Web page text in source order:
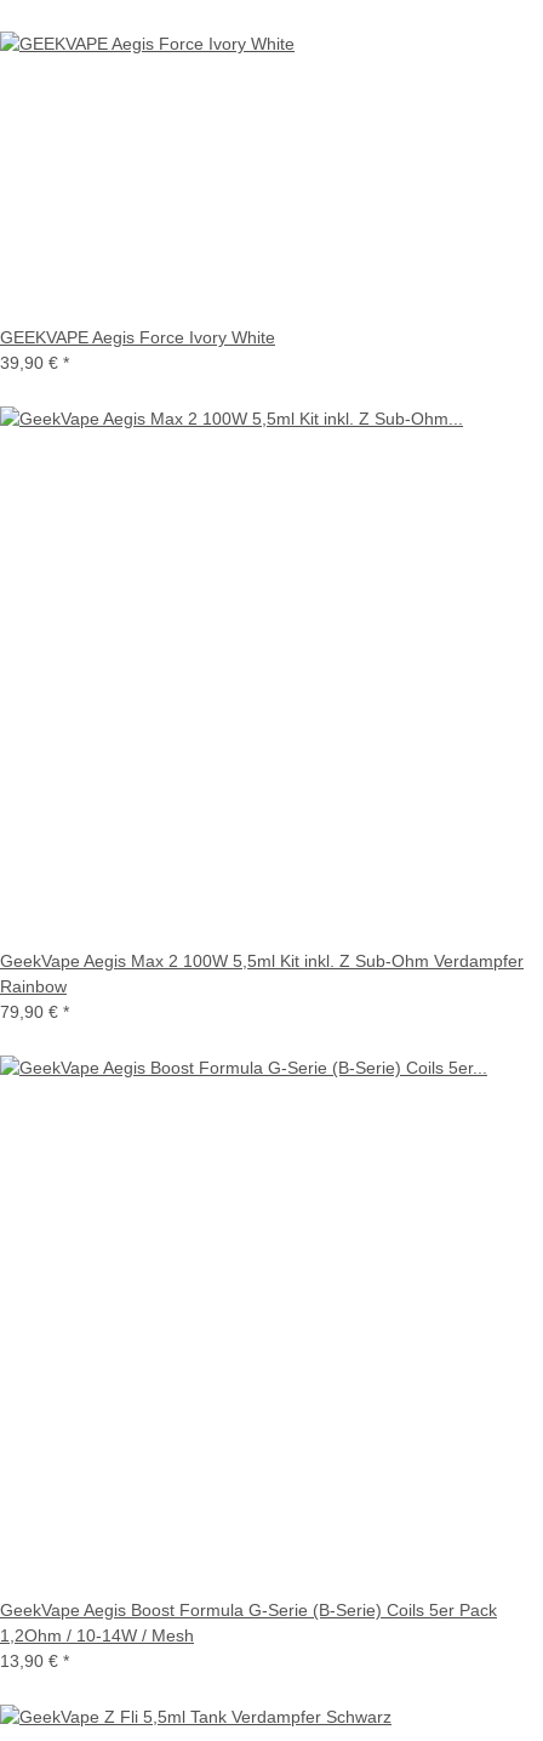
GEEKVAPE Aegis Force Ivory White
39,90 € *
GeekVape Aegis Max 2 100W 5,5ml Kit inkl. Z Sub-Ohm Verdampfer
Rainbow
79,90 € *
GeekVape Aegis Boost Formula G-Serie (B-Serie) Coils 5er Pack
1,2Ohm / 10-14W / Mesh
13,90 € *